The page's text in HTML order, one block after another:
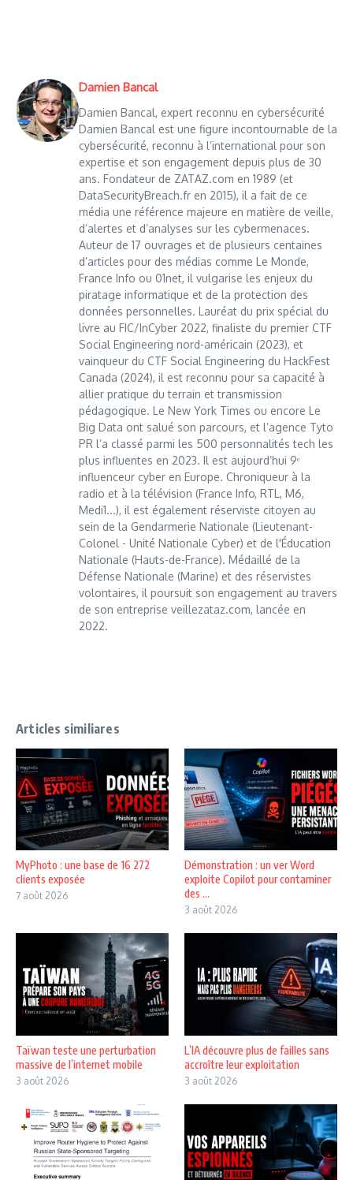
Damien Bancal
Damien Bancal, expert reconnu en cybersécurité
Damien Bancal est une figure incontournable de la
cybersécurité, reconnu à l’international pour son
expertise et son engagement depuis plus de 30
ans. Fondateur de ZATAZ.com en 1989 (et
DataSecurityBreach.fr en 2015), il a fait de ce
média une référence majeure en matière de veille,
d’alertes et d’analyses sur les cybermenaces.
Auteur de 17 ouvrages et de plusieurs centaines
d’articles pour des médias comme Le Monde,
France Info ou 01net, il vulgarise les enjeux du
piratage informatique et de la protection des
données personnelles. Lauréat du prix spécial du
livre au FIC/InCyber 2022, finaliste du premier CTF
Social Engineering nord-américain (2023), et
vainqueur du CTF Social Engineering du HackFest
Canada (2024), il est reconnu pour sa capacité à
allier pratique du terrain et transmission
pédagogique. Le New York Times ou encore Le
Big Data ont salué son parcours, et l’agence Tyto
PR l’a classé parmi les 500 personnalités tech les
plus influentes en 2023. Il est aujourd’hui 9ᵉ
influenceur cyber en Europe. Chroniqueur à la
radio et à la télévision (France Info, RTL, M6,
Medi1...), il est également réserviste citoyen au
sein de la Gendarmerie Nationale (Lieutenant-
Colonel - Unité Nationale Cyber) et de l'Éducation
Nationale (Hauts-de-France). Médaillé de la
Défense Nationale (Marine) et des réservistes
volontaires, il poursuit son engagement au travers
de son entreprise veillezataz.com, lancée en
2022.
Articles similiares
MyPhoto : une base de 16 272
clients exposée
7 août 2026
Démonstration : un ver Word
exploite Copilot pour contaminer
des ...
3 août 2026
Taïwan teste une perturbation
massive de l’internet mobile
3 août 2026
L’IA découvre plus de failles sans
accroître leur exploitation
3 août 2026